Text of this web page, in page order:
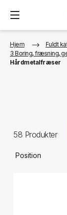
Hjem
Fuldt
3 Boring, fræsning,
Hårdmetalfræser
58 Produkter